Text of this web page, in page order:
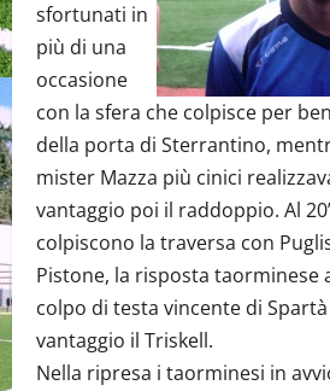
sfortunati in
più di una
occasione
con la sfera che colpisce per
della porta di Sterrantino,
mister Mazza più cinici
vantaggio poi il raddoppio. Al
colpiscono la traversa con
Pistone, la risposta taorminese
colpo di testa vincente di
vantaggio il Triskell.
Nella ripresa i taorminesi in